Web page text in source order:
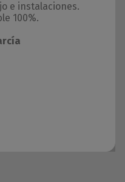
e instalaciones.
100%.